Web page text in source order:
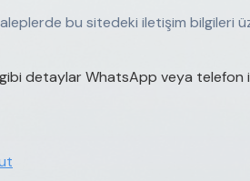
bu sitedeki iletişim bilgileri
gibi detaylar WhatsApp veya telefon